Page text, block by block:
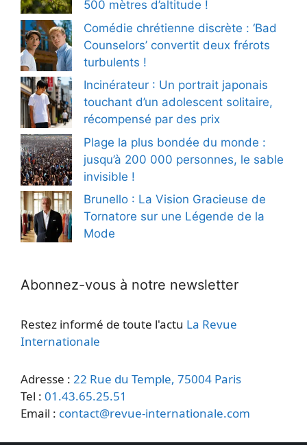
500 mètres d’altitude !
Comédie chrétienne discrète : ‘Bad
Counselors’ convertit deux frérots
turbulents !
Incinérateur : Un portrait japonais
touchant d’un adolescent solitaire,
récompensé par des prix
Plage la plus bondée du monde :
jusqu’à 200 000 personnes, le sable
invisible !
Brunello : La Vision Gracieuse de
Tornatore sur une Légende de la
Mode
Abonnez-vous à notre newsletter
Restez informé de toute l'actu La Revue
Internationale
Adresse : 22 Rue du Temple, 75004 Paris
Tel : 01.43.65.25.51
Email : contact@revue-internationale.com